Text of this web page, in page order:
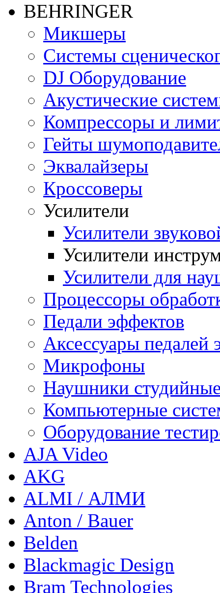
BEHRINGER
Микшеры
Системы
DJ Оборудование
Акустические
Компрессоры и
Гейты
Эквалайзеры
Кроссоверы
Усилители
Усилители
Усилители
Усилители для
Процессоры
Педали эффектов
Аксессуары педалей
Микрофоны
Наушники
Компьютерные
Оборудование
AJA Video
AKG
ALMI / АЛМИ
Anton / Bauer
Belden
Blackmagic Design
Bram Technologies